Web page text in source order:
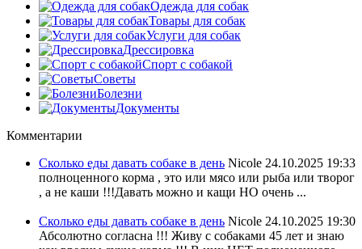
Одежда для собак
Товары для собак
Услуги для собак
Дрессировка
Спорт с собакой
Советы
Болезни
Документы
Комментарии
Сколько еды давать собаке в день Nicole 24.10.2025 19:33
полноценного корма , это или мясо или рыба или творог
, а не каши !!!Давать можно и кащи НО очень ...
Сколько еды давать собаке в день Nicole 24.10.2025 19:30
Абсолютно согласна !!! Живу с собаками 45 лет и знаю